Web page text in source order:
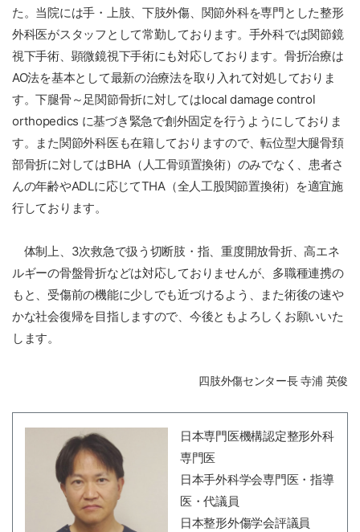
た。当院には手・上肢、下肢外傷、関節外科を専門とした整形
外科医がスタッフとして常勤しております。手外科では関節鏡
視下手術、顕微鏡視下手術にも対応しております。骨折治療は
AO法を基本として最新の治療法を取り入れて対処しておりま
す。下腿骨～足関節骨折に対してはlocal damage control
orthopedics に基づき緊急で創外固定を行うようにしておりま
す。また関節外科医も在籍しておりますので、転位型大腿骨頚
部骨折に対してはBHA（人工骨頭置換術）のみでなく、患者さ
んの年齢やADLに応じてTHA（全人工股関節置換術）を適宜施
行しております。
体制上、3次救急で扱う切断肢・指、重度開放骨折、高エネ
ルギーの骨盤骨折などは対応しておりませんが、多職種連携の
もと、受傷前の機能に少しでも近づけるよう、また術後の速や
かな社会復帰を目指しますので、今後ともよろしくお願いいた
します。
四肢外傷センター長 寺浦 英俊
日本専門医機構認定整形外科
専門医
日本手外科学会専門医・指導
医・代議員
日本整形外傷学会評議員